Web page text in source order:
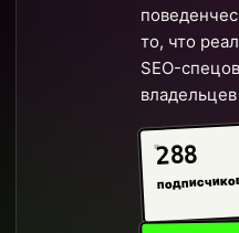
то, что
SEO-
288